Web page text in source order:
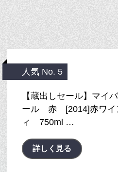
人気 No. 5
【蔵出しセール】マイ
ール 赤 [2014]赤ワイ
ィ 750ml …
詳しく見る